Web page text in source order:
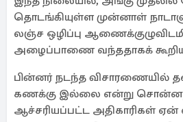
தொடங்கியுள்ள முன்னாள்
லஞ்ச ஒழிப்பு
அழைப்பாணை வந்ததாகக்
பின்னர் நடந்த விசாரணையில்
கணக்கு இல்லை என்று
ஆச்சரியப்பட்ட அதிகாரிகள்